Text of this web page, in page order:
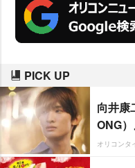
PICK UP
向井康
ONG）
オリコンタ